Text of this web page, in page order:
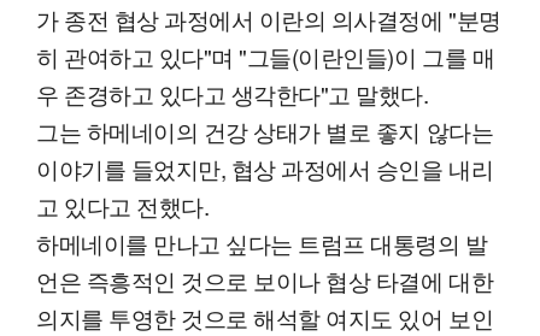
가 종전 협상 과정에서 이란의 의사결정에 "분명
히 관여하고 있다"며 "그들(이란인들)이 그를 매
우 존경하고 있다고 생각한다"고 말했다.
그는 하메네이의 건강 상태가 별로 좋지 않다는
이야기를 들었지만, 협상 과정에서 승인을 내리
고 있다고 전했다.
하메네이를 만나고 싶다는 트럼프 대통령의 발
언은 즉흥적인 것으로 보이나 협상 타결에 대한
의지를 투영한 것으로 해석할 여지도 있어 보인